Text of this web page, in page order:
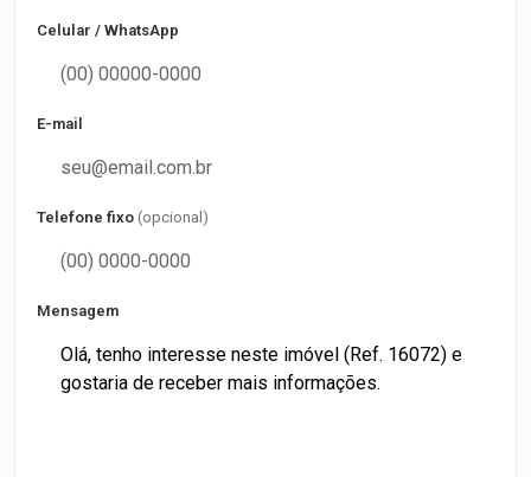
Celular / WhatsApp
E-mail
Telefone fixo (opcional)
Mensagem